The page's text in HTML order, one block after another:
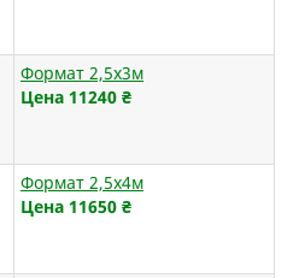
Формат 2,5х3м
Цена 11240 ₴
Формат 2,5х4м
Цена 11650 ₴